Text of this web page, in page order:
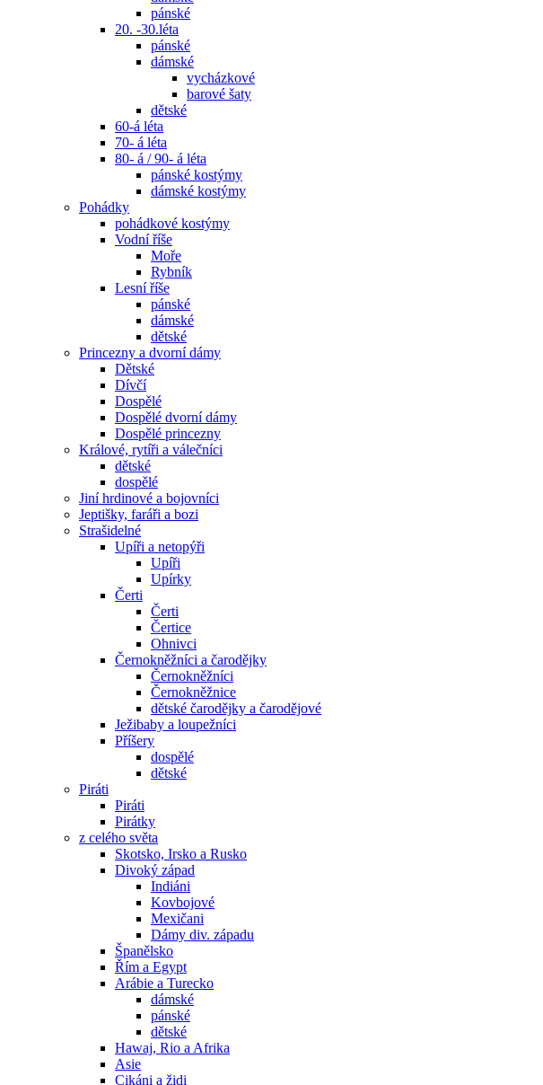
pánské
20. -30.léta
pánské
dámské
vycházkové
barové šaty
dětské
60-á léta
70- á léta
80- á / 90- á léta
pánské kostýmy
dámské kostýmy
Pohádky
pohádkové kostýmy
Vodní říše
Moře
Rybník
Lesní říše
pánské
dámské
dětské
Princezny a dvorní dámy
Dětské
Dívčí
Dospělé
Dospělé dvorní dámy
Dospělé princezny
Králové, rytíři a válečníci
dětské
dospělé
Jiní hrdinové a bojovníci
Jeptišky, faráři a bozi
Strašidelné
Upíři a netopýři
Upíři
Upírky
Čerti
Čerti
Čertice
Ohnivci
Černokněžníci a čarodějky
Černokněžníci
Černokněžnice
dětské čarodějky a čarodějové
Ježibaby a loupežníci
Příšery
dospělé
dětské
Piráti
Piráti
Pirátky
z celého světa
Skotsko, Irsko a Rusko
Divoký západ
Indiáni
Kovbojové
Mexičani
Dámy div. západu
Španělsko
Řím a Egypt
Arábie a Turecko
dámské
pánské
dětské
Hawaj, Rio a Afrika
Asie
Cikáni a židi